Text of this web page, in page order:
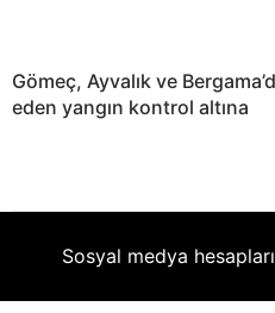
Gömeç, Ayvalık ve
eden yangın kontrol altına
Sosyal medya